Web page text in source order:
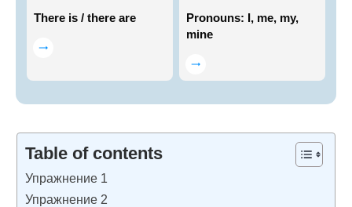
There is / there are
Pronouns: I, me, my,
mine
Table of contents
Упражнение 1
Упражнение 2